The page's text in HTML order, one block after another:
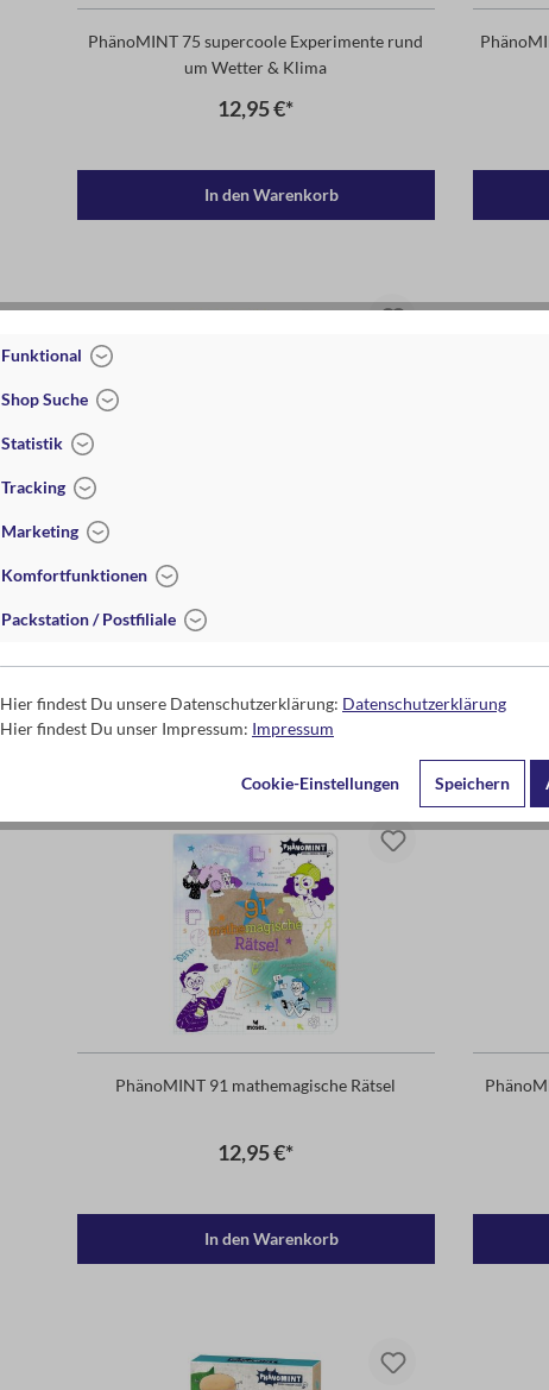
PhänoMINT 75 supercoole Experimente rund
um Wetter & Klima
12,95 €*
In den Warenkorb
PhänoMINT Das große Informatik-Rätselbuch
In den Warenkorb
PhänoMINT 91 mathemagische Rätsel
12,95 €*
In den Warenkorb
Funktional
Shop Suche
Statistik
Tracking
Marketing
Komfortfunktionen
Packstation / Postfiliale
Hier findest Du unsere Datenschutzerklärung: Datenschutzerklärung
Hier findest Du unser Impressum: Impressum
Cookie-Einstellungen Speichern